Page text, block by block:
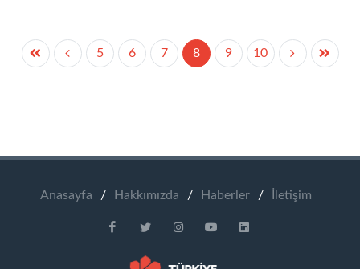
5 6 7 8 9 10
Anasayfa / Hakkımızda / Haberler / İletişim